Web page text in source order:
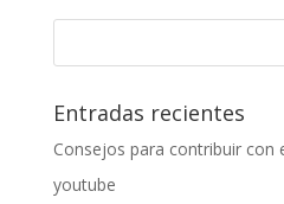
Entradas recientes
Consejos para contribuir con
youtube